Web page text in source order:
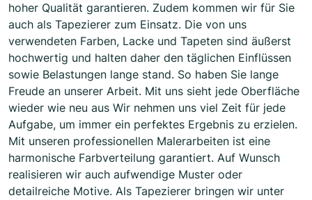
hoher Qualität garantieren. Zudem kommen wir für Sie
auch als Tapezierer zum Einsatz. Die von uns
verwendeten Farben, Lacke und Tapeten sind äußerst
hochwertig und halten daher den täglichen Einflüssen
sowie Belastungen lange stand. So haben Sie lange
Freude an unserer Arbeit. Mit uns sieht jede Oberfläche
wieder wie neu aus Wir nehmen uns viel Zeit für jede
Aufgabe, um immer ein perfektes Ergebnis zu erzielen.
Mit unseren professionellen Malerarbeiten ist eine
harmonische Farbverteilung garantiert. Auf Wunsch
realisieren wir auch aufwendige Muster oder
detailreiche Motive. Als Tapezierer bringen wir unter